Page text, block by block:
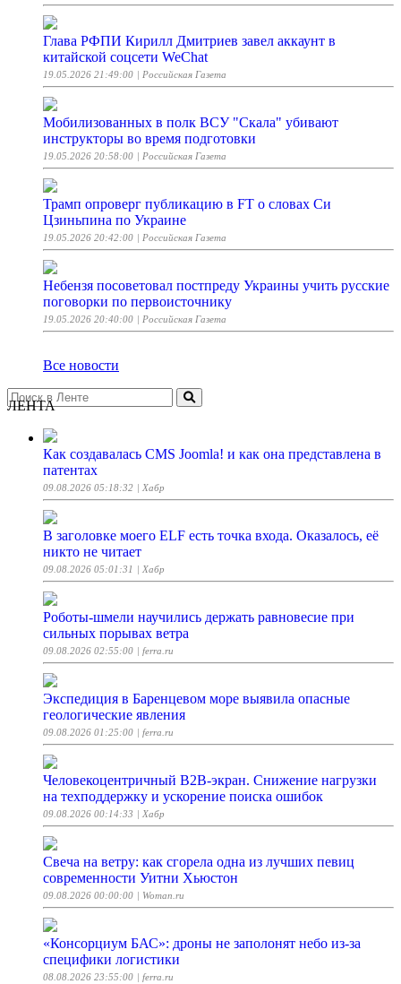
Глава РФПИ Кирилл Дмитриев завел аккаунт в
китайской соцсети WeChat
19.05.2026 21:49:00 | Российская Газета
Мобилизованных в полк ВСУ "Скала" убивают
инструкторы во время подготовки
19.05.2026 20:58:00 | Российская Газета
Трамп опроверг публикацию в FT о словах Си
Цзиньпина по Украине
19.05.2026 20:42:00 | Российская Газета
Небензя посоветовал постпреду Украины учить русские
поговорки по первоисточнику
19.05.2026 20:40:00 | Российская Газета
Все новости
ЛЕНТА
Как создавалась CMS Joomla! и как она представлена в
патентах
09.08.2026 05:18:32 | Хабр
В заголовке моего ELF есть точка входа. Оказалось, её
никто не читает
09.08.2026 05:01:31 | Хабр
Роботы-шмели научились держать равновесие при
сильных порывах ветра
09.08.2026 02:55:00 | ferra.ru
Экспедиция в Баренцевом море выявила опасные
геологические явления
09.08.2026 01:25:00 | ferra.ru
Человекоцентричный B2B-экран. Снижение нагрузки
на техподдержку и ускорение поиска ошибок
09.08.2026 00:14:33 | Хабр
Свеча на ветру: как сгорела одна из лучших певиц
современности Уитни Хьюстон
09.08.2026 00:00:00 | Woman.ru
«Консорциум БАС»: дроны не заполонят небо из-за
специфики логистики
08.08.2026 23:55:00 | ferra.ru